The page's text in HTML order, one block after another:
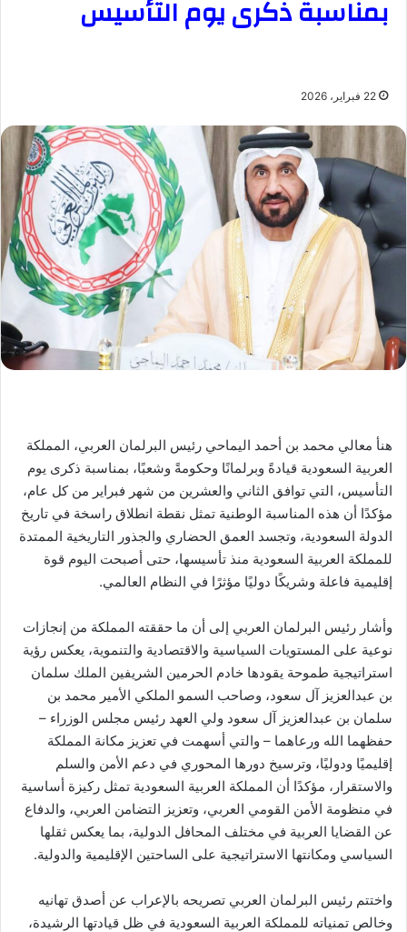
بمناسبة ذكرى يوم التأسيس
22 فبراير، 2026
هنأ معالي محمد بن أحمد اليماحي رئيس البرلمان العربي، المملكة
العربية السعودية قيادةً وبرلمانًا وحكومةً وشعبًا، بمناسبة ذكرى يوم
التأسيس، التي توافق الثاني والعشرين من شهر فبراير من كل عام،
مؤكدًا أن هذه المناسبة الوطنية تمثل نقطة انطلاق راسخة في تاريخ
الدولة السعودية، وتجسد العمق الحضاري والجذور التاريخية الممتدة
للمملكة العربية السعودية منذ تأسيسها، حتى أصبحت اليوم قوة
إقليمية فاعلة وشريكًا دوليًا مؤثرًا في النظام العالمي.
وأشار رئيس البرلمان العربي إلى أن ما حققته المملكة من إنجازات
نوعية على المستويات السياسية والاقتصادية والتنموية، يعكس رؤية
استراتيجية طموحة يقودها خادم الحرمين الشريفين الملك سلمان
بن عبدالعزيز آل سعود، وصاحب السمو الملكي الأمير محمد بن
سلمان بن عبدالعزيز آل سعود ولي العهد رئيس مجلس الوزراء –
حفظهما الله ورعاهما – والتي أسهمت في تعزيز مكانة المملكة
إقليميًا ودوليًا، وترسيخ دورها المحوري في دعم الأمن والسلم
والاستقرار، مؤكدًا أن المملكة العربية السعودية تمثل ركيزة أساسية
في منظومة الأمن القومي العربي، وتعزيز التضامن العربي، والدفاع
عن القضايا العربية في مختلف المحافل الدولية، بما يعكس ثقلها
السياسي ومكانتها الاستراتيجية على الساحتين الإقليمية والدولية.
واختتم رئيس البرلمان العربي تصريحه بالإعراب عن أصدق تهانيه
وخالص تمنياته للمملكة العربية السعودية في ظل قيادتها الرشيدة،